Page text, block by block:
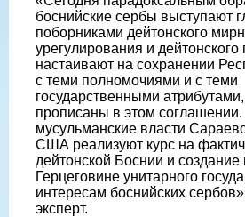
боснийские сербы выступают
поборниками дейтонского
урегулирования и дейтонского
настаивают на сохранении
с теми полномочиями и с теми
государственными
прописаны в этом соглашении.
мусульманские власти
США реализуют курс на
дейтонской Боснии и создание
Герцеговине унитарного
интересам боснийских
эксперт.